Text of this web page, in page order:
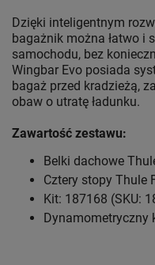
Dzięki inteligentnym
bagażnik można łatwo i
samochodu, bez
Wingbar Evo posiada
bagaż przed kradzieżą,
obaw o utratę ładunku.
Zawartość zestawu:
Belki dachowe
Cztery stopy Thule
Kit: 187168 (SKU: